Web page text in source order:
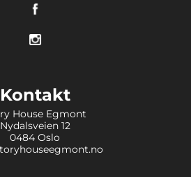
Kontakt
House Egmont
Nydalsveien 12
0484 Oslo